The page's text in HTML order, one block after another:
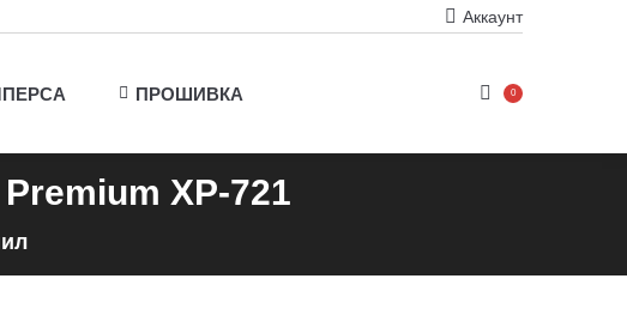
Аккаунт
ПРОШИВКА 0
XP-721